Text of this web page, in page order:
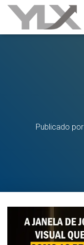
Publicado por